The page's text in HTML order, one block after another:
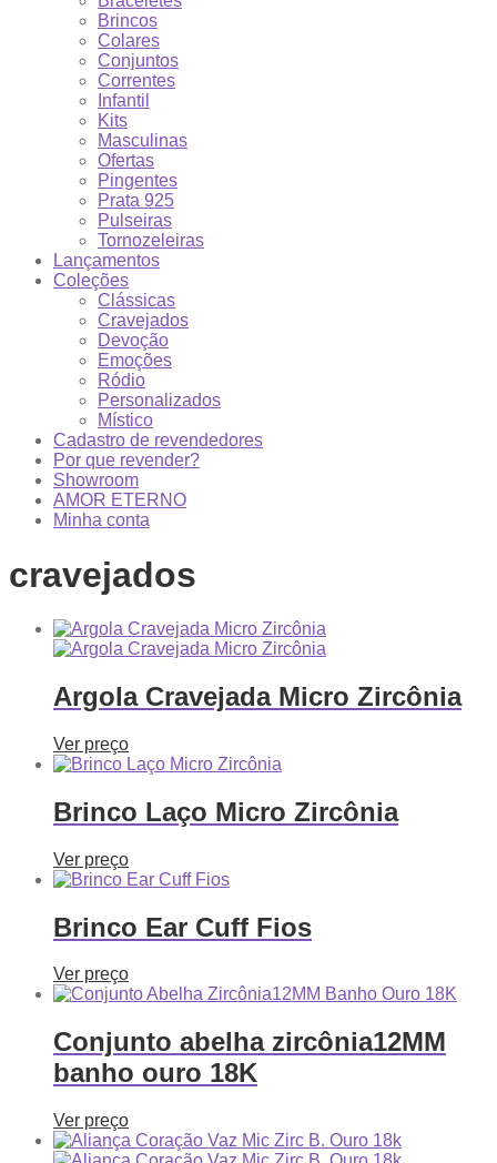
Brincos
Colares
Conjuntos
Correntes
Infantil
Kits
Masculinas
Ofertas
Pingentes
Prata 925
Pulseiras
Tornozeleiras
Lançamentos
Coleções
Clássicas
Cravejados
Devoção
Emoções
Ródio
Personalizados
Místico
Cadastro de revendedores
Por que revender?
Showroom
AMOR ETERNO
Minha conta
cravejados
Argola Cravejada Micro Zircônia
Ver preço
Brinco Laço Micro Zircônia
Ver preço
Brinco Ear Cuff Fios
Ver preço
Conjunto abelha zircônia12MM
banho ouro 18K
Ver preço